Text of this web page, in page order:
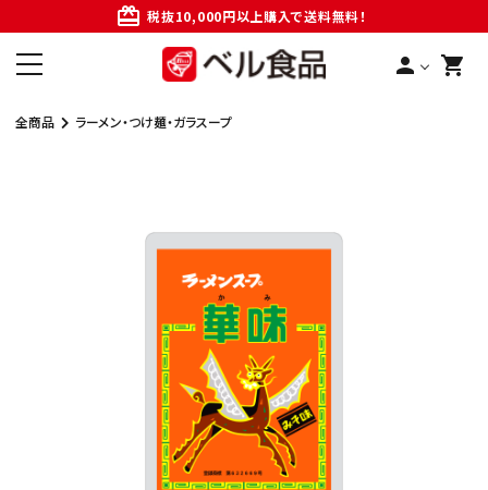
card_giftcard 税抜10,000円以上購入で送料無料！
person shopping_cart
全商品 ラーメン・つけ麺・ガラスープ